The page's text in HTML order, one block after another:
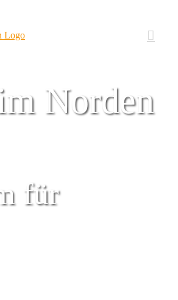
Norden
für